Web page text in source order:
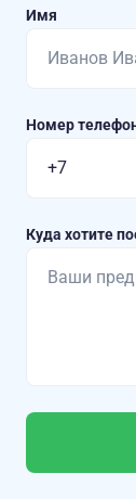
Имя
Номер
Куда хотите